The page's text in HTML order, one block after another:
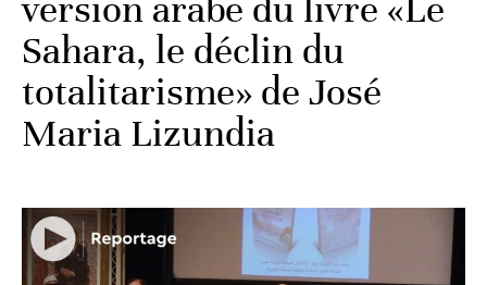
Sahara, le déclin du
totalitarisme» de José
Maria Lizundia